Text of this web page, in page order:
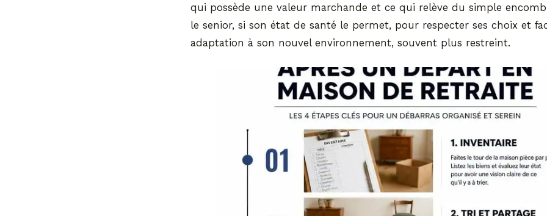
qui possède une valeur marchande et ce qui relève du simple
le senior, si son état de santé le permet, pour respecter ses choix et
adaptation à son nouvel environnement, souvent plus restreint.